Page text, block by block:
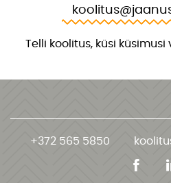
Telli koolitus, küsi
+372 565 5850